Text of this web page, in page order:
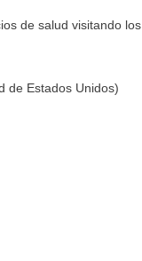
de salud visitando los
de Estados Unidos)